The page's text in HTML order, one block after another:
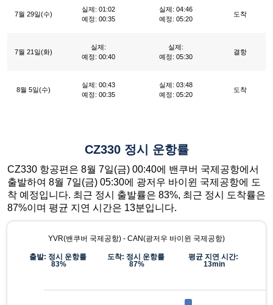
7월 29일(수)
실제: 01:02
예정: 00:35
실제: 04:46
예정: 05:20
도착
7월 21일(화)
실제:
예정: 00:40
실제:
예정: 05:30
결항
8월 5일(수)
실제: 00:43
예정: 00:35
실제: 03:48
예정: 05:20
도착
CZ330 정시 운항률
CZ330 항공편은 8월 7일(금) 00:40에 밴쿠버 국제공항에서
출발하여 8월 7일(금) 05:30에 광저우 바이윈 국제공항에 도
착 예정입니다. 최근 정시 출발률은 83%, 최근 정시 도착률은
87%이며 평균 지연 시간은 13분입니다.
YVR(밴쿠버 국제공항) - CAN(광저우 바이윈 국제공항)
출발: 정시 운항률
83%
도착: 정시 운항률
87%
평균 지연 시간:
13min